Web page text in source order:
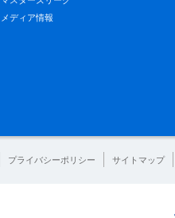
メディア情報
プライバシーポリシー サイトマップ